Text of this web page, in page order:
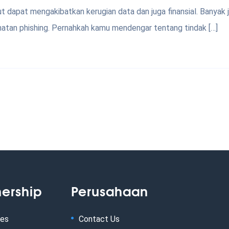
dapat mengakibatkan kerugian data dan juga finansial.
phishing. Pernahkah kamu mendengar tentang tindak […]
Perusahaan
Contact Us